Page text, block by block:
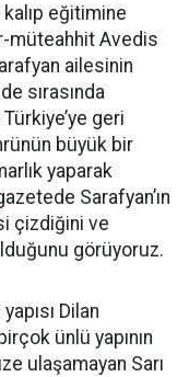
eğitimine
müteahhit Avedis
ailesinin
sırasında
Türkiye’ye geri
büyük bir
yaparak
Sarafyan’ın
çizdiğini ve
görüyoruz.
Dilan
ünlü yapının
ulaşamayan Sarı